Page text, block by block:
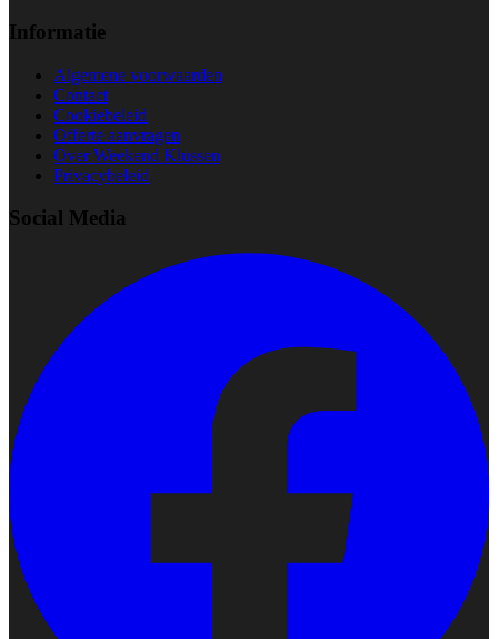
Informatie
Algemene voorwaarden
Contact
Cookiebeleid
Offerte aanvragen
Over Weekend Klussen
Privacybeleid
Social Media